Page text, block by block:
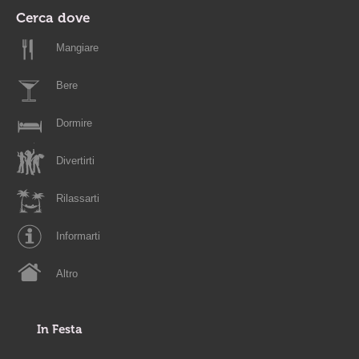
Cerca dove
Mangiare
Bere
Dormire
Divertirti
Rilassarti
Informarti
Altro
In Festa